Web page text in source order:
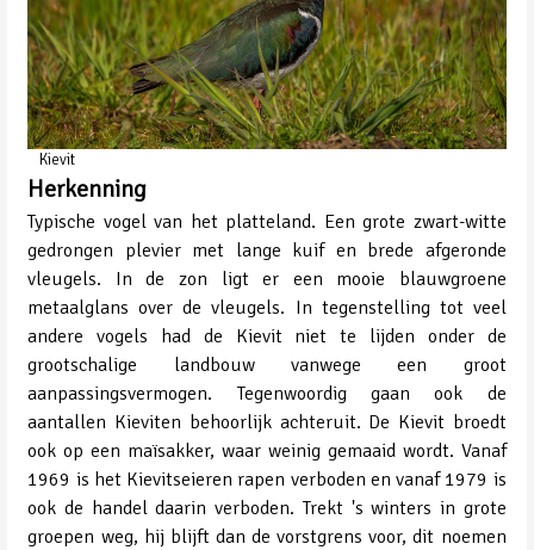
Kievit
Herkenning
Typische vogel van het platteland. Een grote zwart-witte
gedrongen plevier met lange kuif en brede afgeronde
vleugels. In de zon ligt er een mooie blauwgroene
metaalglans over de vleugels. In tegenstelling tot veel
andere vogels had de Kievit niet te lijden onder de
grootschalige landbouw vanwege een groot
aanpassingsvermogen. Tegenwoordig gaan ook de
aantallen Kieviten behoorlijk achteruit. De Kievit broedt
ook op een maïsakker, waar weinig gemaaid wordt. Vanaf
1969 is het Kievitseieren rapen verboden en vanaf 1979 is
ook de handel daarin verboden. Trekt 's winters in grote
groepen weg, hij blijft dan de vorstgrens voor, dit noemen